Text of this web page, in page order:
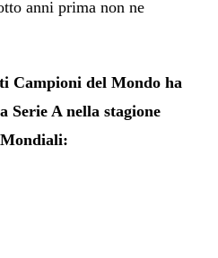
anni prima non ne
Campioni del Mondo ha
Serie A nella stagione